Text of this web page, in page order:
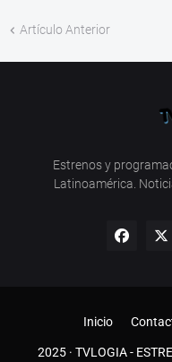
Artículo Anterior
Estrenos y
Latinoamérica.
2025 · TVLOGIA-
Inicio